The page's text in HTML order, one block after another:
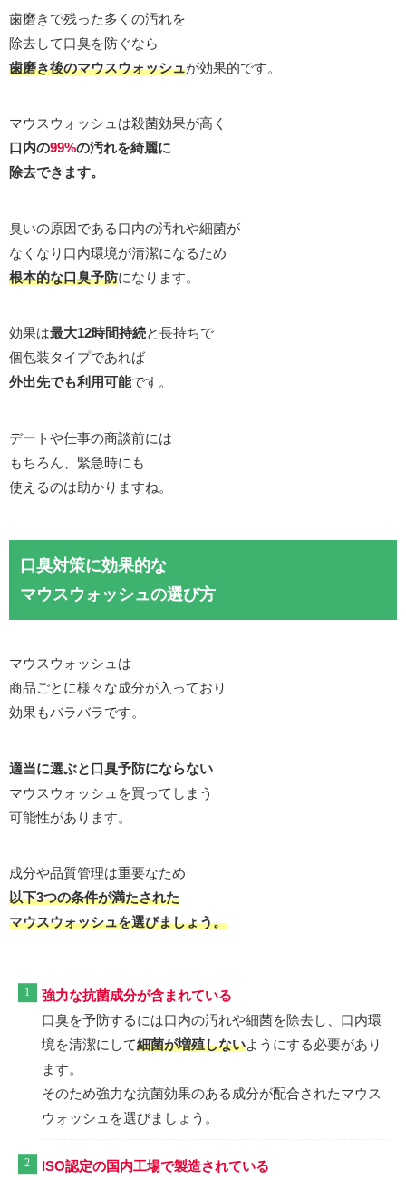
歯磨きで残った多くの汚れを
除去して口臭を防ぐなら
歯磨き後のマウスウォッシュが効果的です。
マウスウォッシュは殺菌効果が高く
口内の99%の汚れを綺麗に
除去できます。
臭いの原因である口内の汚れや細菌が
なくなり口内環境が清潔になるため
根本的な口臭予防になります。
効果は最大12時間持続と長持ちで
個包装タイプであれば
外出先でも利用可能です。
デートや仕事の商談前には
もちろん、緊急時にも
使えるのは助かりますね。
口臭対策に効果的な
マウスウォッシュの選び方
マウスウォッシュは
商品ごとに様々な成分が入っており
効果もバラバラです。
適当に選ぶと口臭予防にならない
マウスウォッシュを買ってしまう
可能性があります。
成分や品質管理は重要なため
以下3つの条件が満たされた
マウスウォッシュを選びましょう。
強力な抗菌成分が含まれている
口臭を予防するには口内の汚れや細菌を除去し、口内環
境を清潔にして細菌が増殖しないようにする必要があり
ます。
そのため強力な抗菌効果のある成分が配合されたマウス
ウォッシュを選びましょう。
ISO認定の国内工場で製造されている